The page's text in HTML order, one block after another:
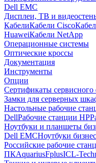
Dell EMC
Дисплеи, ТВ и
КабелиКабели Cisco
HuaweiКабели NetApp
Операционные системы
Оптические кроссы
Документация
Инструменты
Опции
Сертификаты
Замки для серверных
Настольные рабочие
DellРабочие станции HP
Ноутбуки и планшеты
Dell EMCНоутбуки
Российские рабочие
ПКAquariusFplusICL-